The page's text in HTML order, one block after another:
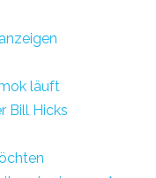
läuft
Bill Hicks